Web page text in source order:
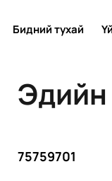
Бидний тухай
Эдийн
75759701